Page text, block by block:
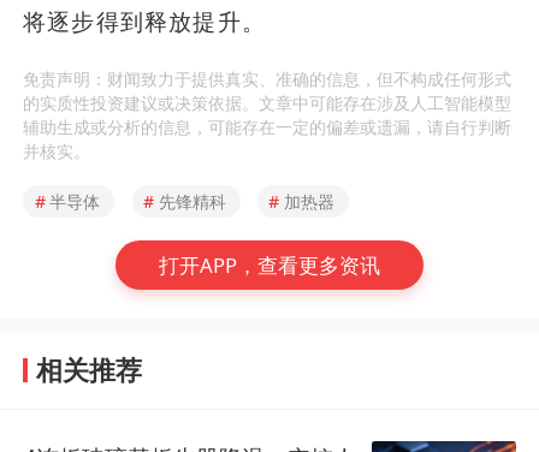
将逐步得到释放提升。
免责声明：财闻致力于提供真实、准确的信息，但不构成任何形式
的实质性投资建议或决策依据。文章中可能存在涉及人工智能模型
辅助生成或分析的信息，可能存在一定的偏差或遗漏，请自行判断
并核实。
#半导体 # 先锋精科 # 加热器
打开APP，查看更多资讯
相关推荐